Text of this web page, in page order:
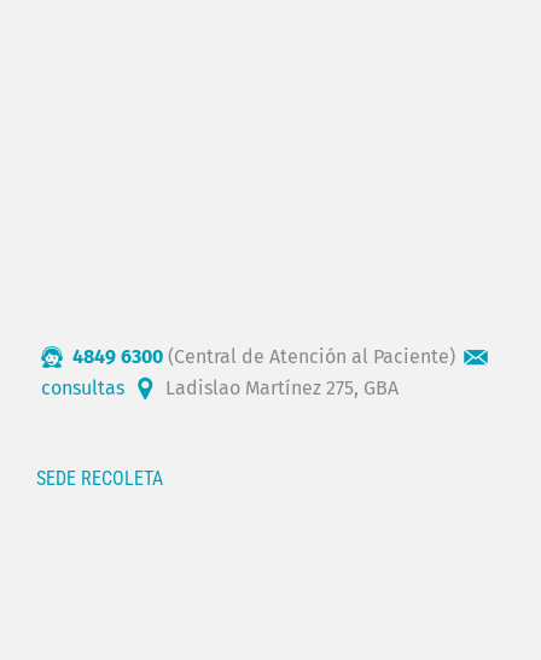
4849 6300 (Central de Atención al Paciente)
consultas
Ladislao Martínez 275, GBA
SEDE RECOLETA